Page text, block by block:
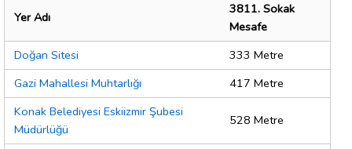
Yer Adı
3811. Sokak
Mesafe
Doğan Sitesi
333 Metre
Gazi Mahallesi Muhtarlığı
417 Metre
Konak Belediyesi Eskiizmir Şubesi
Müdürlüğü
528 Metre